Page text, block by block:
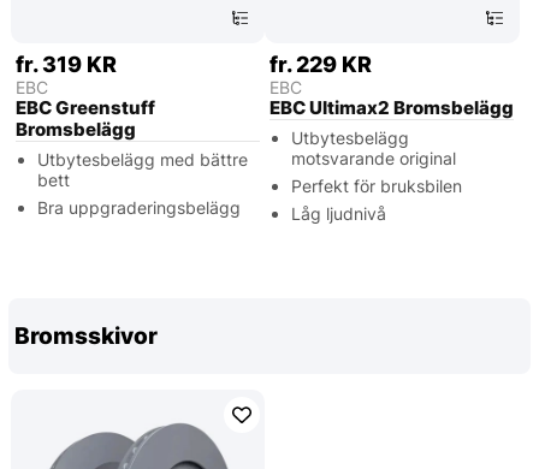
fr. 319 KR
EBC
EBC Greenstuff
Bromsbelägg
Utbytesbelägg med bättre
bett
Bra uppgraderingsbelägg
fr. 229 KR
EBC
EBC Ultimax2 Bromsbelägg
Utbytesbelägg
motsvarande original
Perfekt för bruksbilen
Låg ljudnivå
Bromsskivor